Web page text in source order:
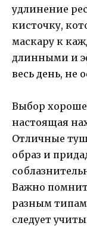
удлинение
кисточку,
маскару к
длинными и
весь день, не
Выбор
настоящая
Отличные
образ и
Важно
разным
следует